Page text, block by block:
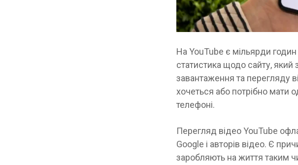
На YouTube є мільярди
статистика щодо сайту,
завантаження та перегляду
хочеться або потрібно мати
телефоні.
Перегляд відео YouTube
Google і авторів відео. Є
заробляють на життя таким